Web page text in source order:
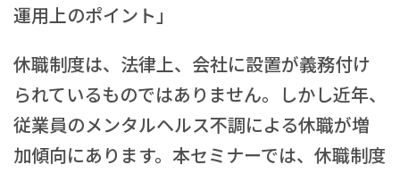
運用上のポイント」
休職制度は、法律上、会社に設置が義務付け
られているものではありません。しかし近年、
従業員のメンタルヘルス不調による休職が増
加傾向にあります。本セミナーでは、休職制度